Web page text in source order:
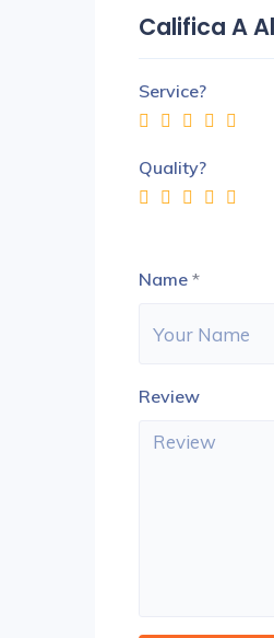
Califica A
Service?
Quality?
Name *
Review